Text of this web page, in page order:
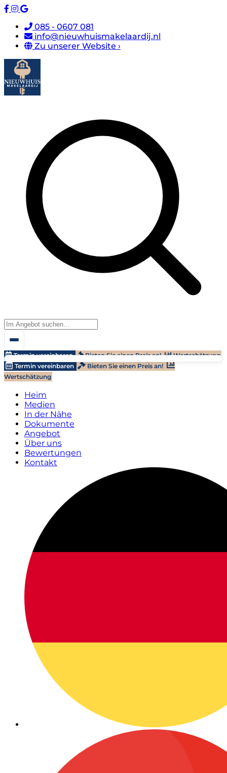
085 - 0607 081
info@nieuwhuismakelaardij.nl
Zu unserer Website ›
Termin vereinbaren Bieten Sie einen Preis an!
Wertschätzung
Termin vereinbaren
Bieten Sie einen Preis an!
Wertschätzung
Heim
Medien
In der Nähe
Dokumente
Angebot
Über uns
Bewertungen
Kontakt